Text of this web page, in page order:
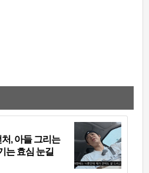
처, 아들 그리는
는 효심 눈길